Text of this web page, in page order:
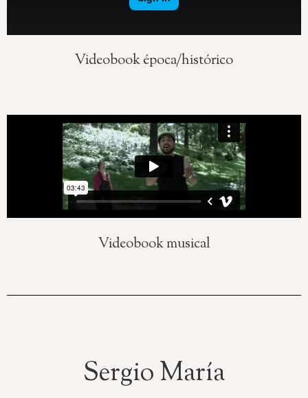
Videobook época/histórico
Videobook musical
Sergio María